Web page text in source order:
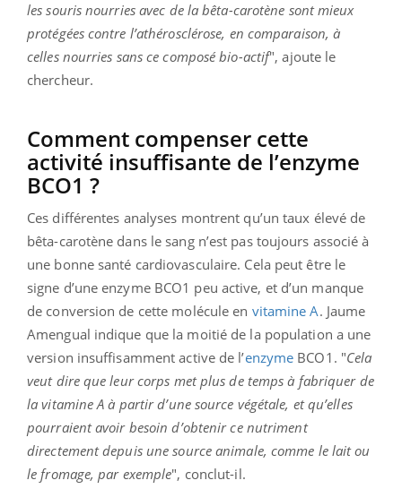
les souris nourries avec de la bêta-carotène sont mieux
protégées contre l’athérosclérose, en comparaison, à
celles nourries sans ce composé bio-actif", ajoute le
chercheur.
Comment compenser cette
activité insuffisante de l’enzyme
BCO1 ?
Ces différentes analyses montrent qu’un taux élevé de
bêta-carotène dans le sang n’est pas toujours associé à
une bonne santé cardiovasculaire. Cela peut être le
signe d’une enzyme BCO1 peu active, et d’un manque
de conversion de cette molécule en vitamine A. Jaume
Amengual indique que la moitié de la population a une
version insuffisamment active de l’enzyme BCO1. "Cela
veut dire que leur corps met plus de temps à fabriquer de
la vitamine A à partir d’une source végétale, et qu’elles
pourraient avoir besoin d’obtenir ce nutriment
directement depuis une source animale, comme le lait ou
le fromage, par exemple", conclut-il.